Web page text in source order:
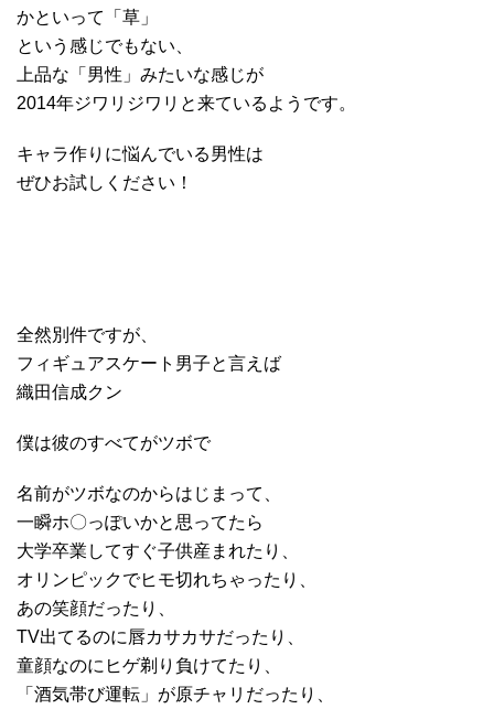
かといって「草」
という感じでもない、
上品な「男性」みたいな感じが
2014年ジワリジワリと来ているようです。
キャラ作りに悩んでいる男性は
ぜひお試しください！
全然別件ですが、
フィギュアスケート男子と言えば
織田信成クン
僕は彼のすべてがツボで
名前がツボなのからはじまって、
一瞬ホ〇っぽいかと思ってたら
大学卒業してすぐ子供産まれたり、
オリンピックでヒモ切れちゃったり、
あの笑顔だったり、
TV出てるのに唇カサカサだったり、
童顔なのにヒゲ剃り負けてたり、
「酒気帯び運転」が原チャリだったり、